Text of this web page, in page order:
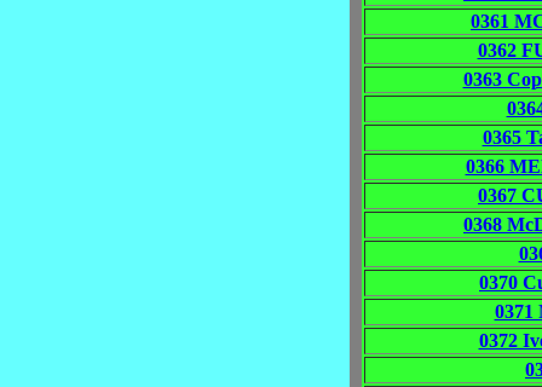
0361
0362
0363
0365
0366
0367
0368
0370
0371
0372